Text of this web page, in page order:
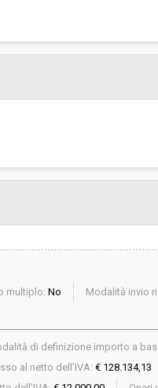
multiplo: No Modalità invio
di definizione importo a
al netto dell'IVA: € 128.134,13